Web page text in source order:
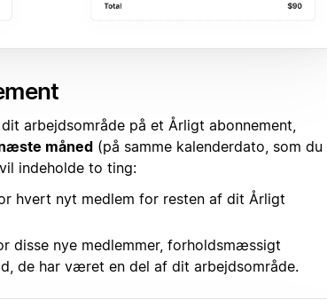
arbejdsområde på et Årligt abonnement,
måned (på samme kalenderdato, som du
indeholde to ting:
hvert nyt medlem for resten af dit Årligt
disse nye medlemmer, forholdsmæssigt
de har været en del af dit arbejdsområde.